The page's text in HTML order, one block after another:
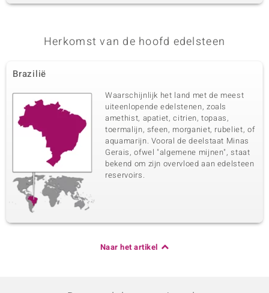
Herkomst van de hoofd edelsteen
Brazilië
Waarschijnlijk het land met de meest
uiteenlopende edelstenen, zoals
amethist, apatiet, citrien, topaas,
toermalijn, sfeen, morganiet, rubeliet, of
aquamarijn. Vooral de deelstaat Minas
Gerais, ofwel "algemene mijnen", staat
bekend om zijn overvloed aan edelsteen
reservoirs.
Naar het artikel